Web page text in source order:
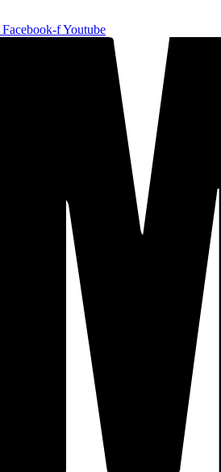
Facebook-fYoutube